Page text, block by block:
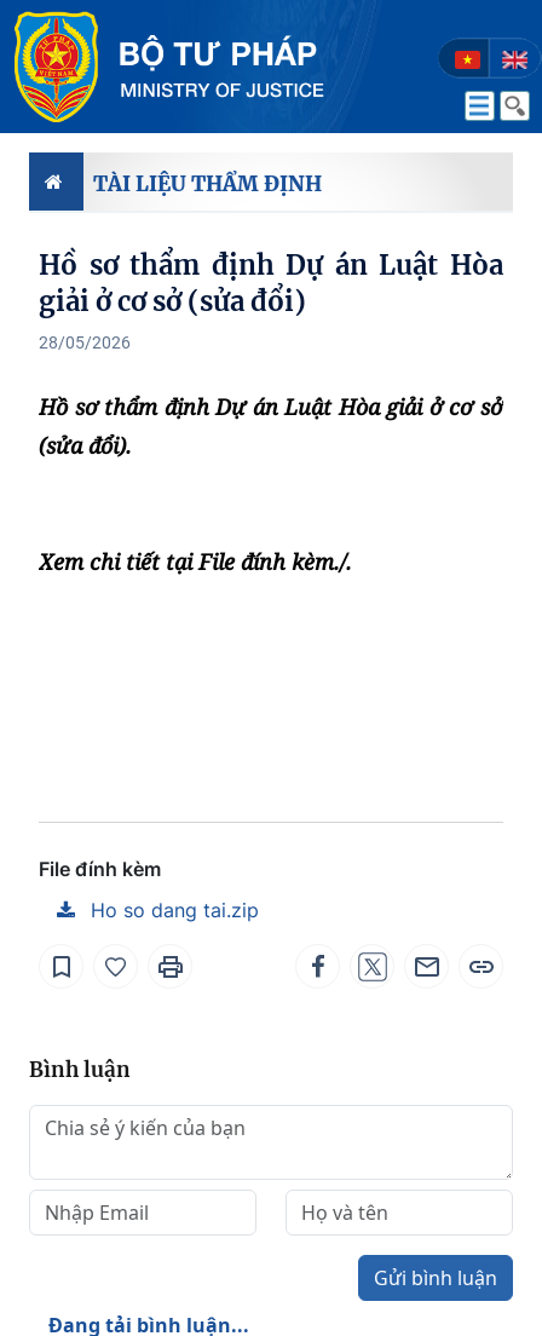
TÀI LIỆU THẨM ĐỊNH
Hồ sơ thẩm định Dự án Luật Hòa
giải ở cơ sở (sửa đổi)
28/05/2026
Hồ sơ thẩm định Dự án Luật Hòa giải ở cơ sở
(sửa đổi).
Xem chi tiết tại File đính kèm./.
File đính kèm
Ho so dang tai.zip
Bình luận
Gửi bình luận
Đang tải bình luận...